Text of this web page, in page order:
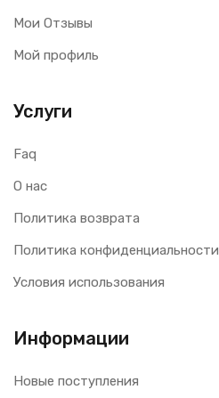
Мои Отзывы
Мой профиль
Услуги
Faq
О нас
Политика возврата
Политика конфиденциальности
Условия использования
Информации
Новые поступления